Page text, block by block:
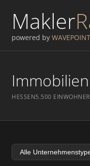
Makler
powered by WAVEPOINT
HESSEN5.500 EINWOHNER